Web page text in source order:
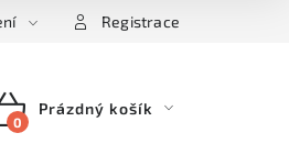
Registrace
Prázdný košík